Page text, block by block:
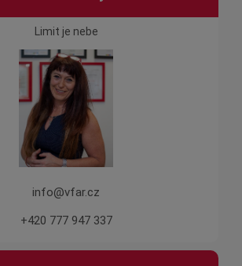
Limit je nebe
info@vfar.cz
+420 777 947 337